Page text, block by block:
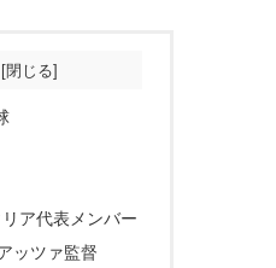
ア代表メンバー
ッツァ監督